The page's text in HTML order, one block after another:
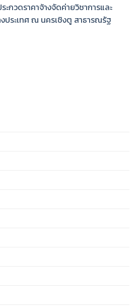
ะกวดราคาจ้างจัดค่ายวิชาการและ
ประเทศ ณ นครเชิงตู สาธารณรัฐ